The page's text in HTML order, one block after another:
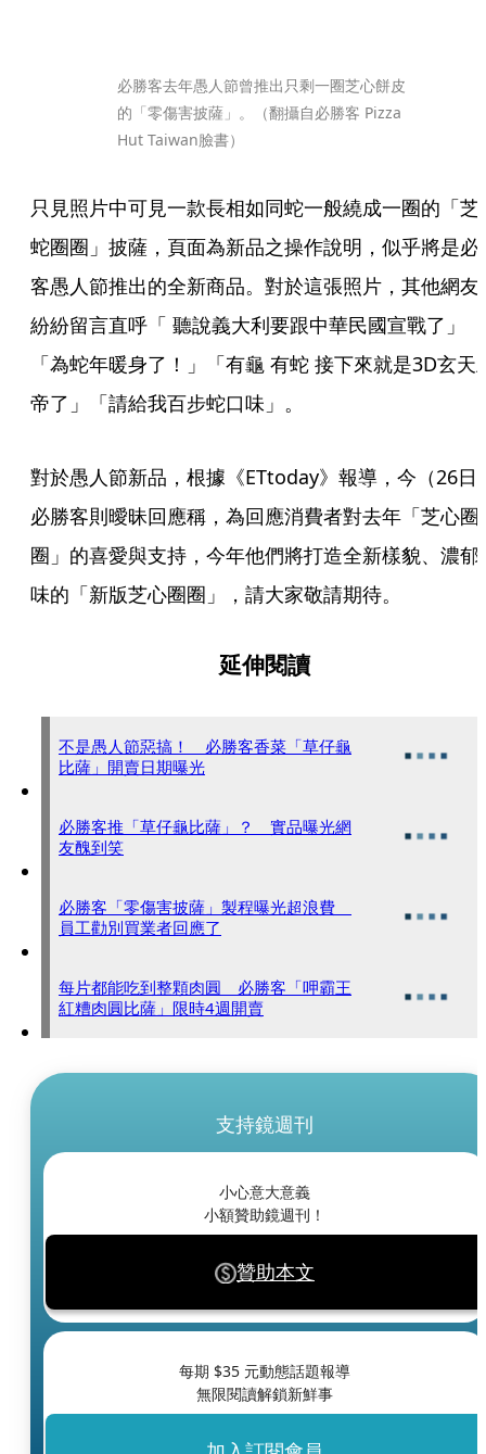
必勝客去年愚人節曾推出只剩一圈芝心餅皮
的「零傷害披薩」。（翻攝自必勝客 Pizza
Hut Taiwan臉書）
只見照片中可見一款長相如同蛇一般繞成一圈的「芝
蛇圈圈」披薩，頁面為新品之操作說明，似乎將是必
客愚人節推出的全新商品。對於這張照片，其他網友
紛紛留言直呼「 聽說義大利要跟中華民國宣戰了」
「為蛇年暖身了！」「有龜 有蛇 接下來就是3D玄天
帝了」「請給我百步蛇口味」。
對於愚人節新品，根據《ETtoday》報導，今（26日
必勝客則曖昧回應稱，為回應消費者對去年「芝心圈
圈」的喜愛與支持，今年他們將打造全新樣貌、濃郁
味的「新版芝心圈圈」，請大家敬請期待。
延伸閱讀
不是愚人節惡搞！ 必勝客香菜「草仔龜
比薩」開賣日期曝光
必勝客推「草仔龜比薩」？ 實品曝光網
友醜到笑
必勝客「零傷害披薩」製程曝光超浪費
員工勸別買業者回應了
每片都能吃到整顆肉圓 必勝客「呷霸王
紅糟肉圓比薩」限時4週開賣
支持鏡週刊
小心意大意義
小額贊助鏡週刊！
贊助本文
每期 $35 元動態話題報導
無限閱讀解鎖新鮮事